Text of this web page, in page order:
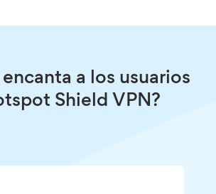
a los usuarios
Shield VPN?